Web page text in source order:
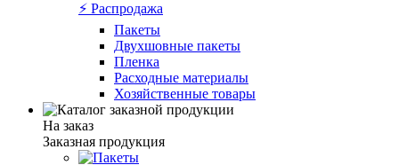
⚡️ Распродажа
Пакеты
Двухшовные пакеты
Пленка
Расходные материалы
Хозяйственные товары
На заказ
Заказная продукция